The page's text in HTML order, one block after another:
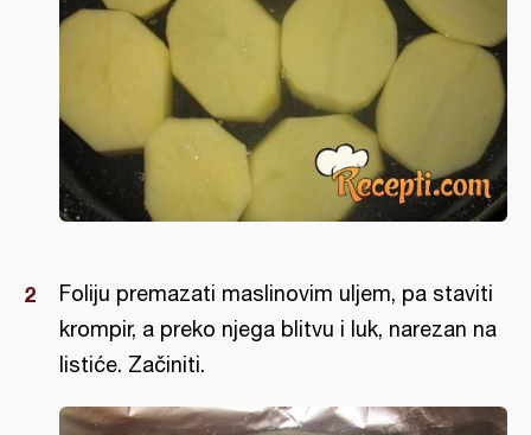
Foliju premazati maslinovim uljem, pa staviti
krompir, a preko njega blitvu i luk, narezan na
listiće. Začiniti.